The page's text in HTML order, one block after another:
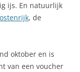
ijs. En natuurlijk
, de
oktober en is
van een voucher